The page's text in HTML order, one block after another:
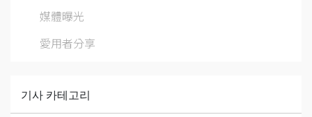
媒體曝光
愛用者分享
기사 카테고리